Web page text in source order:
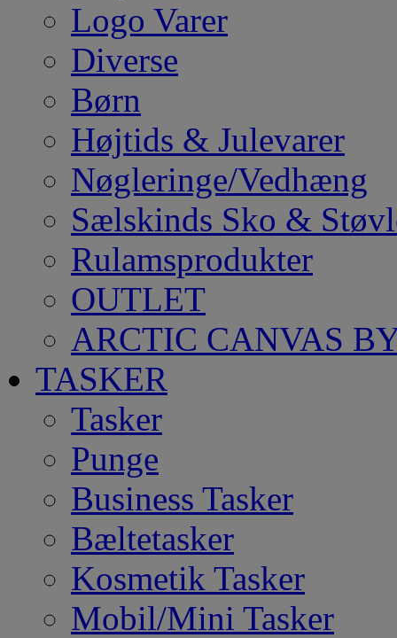
Logo Varer
Diverse
Børn
Højtids & Julevarer
Nøgleringe/Vedhæng
Sælskinds Sko &
Rulamsprodukter
OUTLET
ARCTIC CANVAS
TASKER
Tasker
Punge
Business Tasker
Bæltetasker
Kosmetik Tasker
Mobil/Mini Tasker